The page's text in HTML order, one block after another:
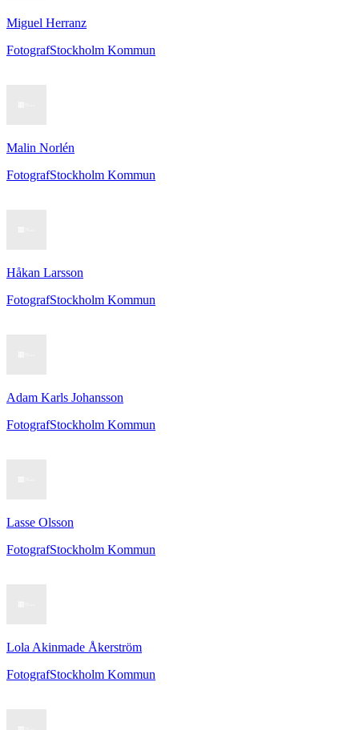
Miguel Herranz
FotografStockholm Kommun
Malin Norlén
FotografStockholm Kommun
Håkan Larsson
FotografStockholm Kommun
Adam Karls Johansson
FotografStockholm Kommun
Lasse Olsson
FotografStockholm Kommun
Lola Akinmade Åkerström
FotografStockholm Kommun